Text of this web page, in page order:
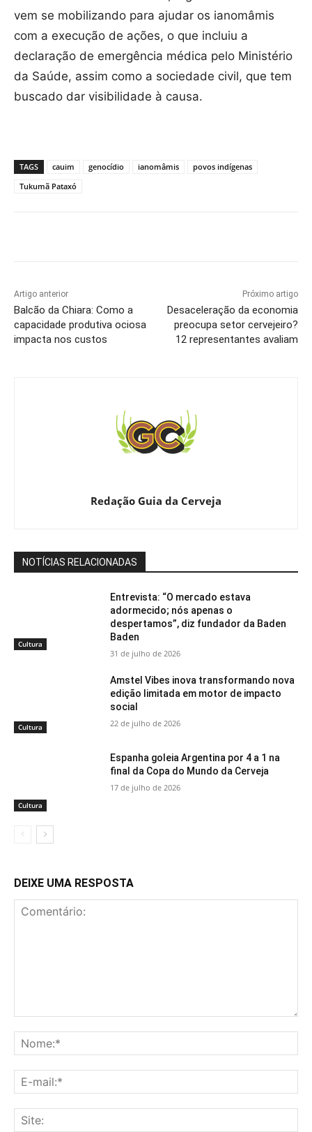
vem se mobilizando para ajudar os ianomâmis
com a execução de ações, o que incluiu a
declaração de emergência médica pelo Ministério
da Saúde, assim como a sociedade civil, que tem
buscado dar visibilidade à causa.
TAGS cauim genocídio ianomâmis
povos indígenas
Tukumã Pataxó
Artigo anterior
Balcão da Chiara: Como a
capacidade produtiva ociosa
impacta nos custos
Próximo artigo
Desaceleração da economia
preocupa setor cervejeiro?
12 representantes avaliam
Redação Guia da Cerveja
NOTÍCIAS RELACIONADAS
Cultura
Entrevista: “O mercado estava
adormecido; nós apenas o
despertamos”, diz fundador da Baden
Baden
31 de julho de 2026
Cultura
Amstel Vibes inova transformando nova
edição limitada em motor de impacto
social
22 de julho de 2026
Cultura
Espanha goleia Argentina por 4 a 1 na
final da Copa do Mundo da Cerveja
17 de julho de 2026
DEIXE UMA RESPOSTA